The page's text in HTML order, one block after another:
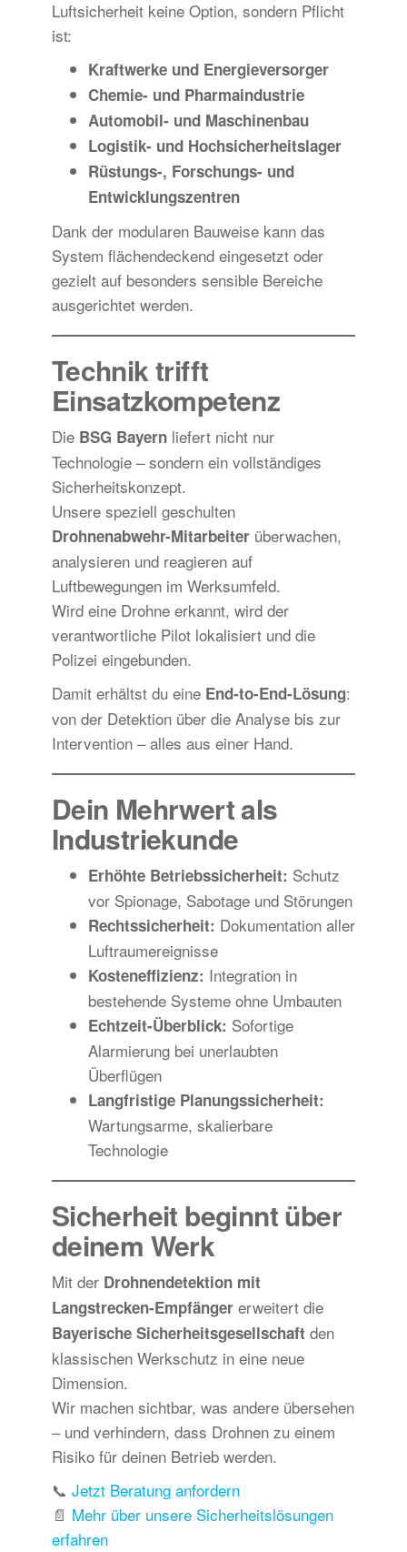
Luftsicherheit keine Option, sondern Pflicht
ist:
Kraftwerke und Energieversorger
Chemie- und Pharmaindustrie
Automobil- und Maschinenbau
Logistik- und Hochsicherheitslager
Rüstungs-, Forschungs- und
Entwicklungszentren
Dank der modularen Bauweise kann das
System flächendeckend eingesetzt oder
gezielt auf besonders sensible Bereiche
ausgerichtet werden.
Technik trifft
Einsatzkompetenz
Die BSG Bayernliefert nicht nur
Technologie – sondern ein vollständiges
Sicherheitskonzept.
Unsere speziell geschulten
Drohnenabwehr-Mitarbeiterüberwachen,
analysieren und reagieren auf
Luftbewegungen im Werksumfeld.
Wird eine Drohne erkannt, wird der
verantwortliche Pilot lokalisiert und die
Polizei eingebunden.
Damit erhältst du eine End-to-End-Lösung:
von der Detektion über die Analyse bis zur
Intervention – alles aus einer Hand.
Dein Mehrwert als
Industriekunde
Erhöhte Betriebssicherheit: Schutz
vor Spionage, Sabotage und Störungen
Rechtssicherheit: Dokumentation aller
Luftraumereignisse
Kosteneffizienz: Integration in
bestehende Systeme ohne Umbauten
Echtzeit-Überblick: Sofortige
Alarmierung bei unerlaubten
Überflügen
Langfristige Planungssicherheit:
Wartungsarme, skalierbare
Technologie
Sicherheit beginnt über
deinem Werk
Mit der Drohnendetektion mit
Langstrecken-Empfängererweitert die
Bayerische Sicherheitsgesellschaft den
klassischen Werkschutz in eine neue
Dimension.
Wir machen sichtbar, was andere übersehen
– und verhindern, dass Drohnen zu einem
Risiko für deinen Betrieb werden.
📞 Jetzt Beratung anfordern
📄 Mehr über unsere Sicherheitslösungen
erfahren